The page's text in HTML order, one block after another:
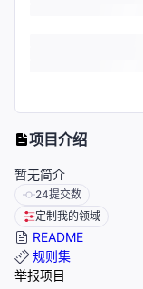
项目介绍
暂无简介
24提交数
定制我的领域
README
规则集
举报项目